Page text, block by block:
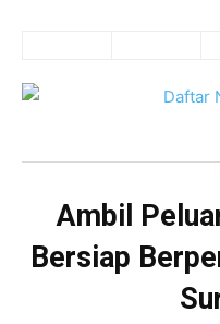
Ambil
Bersiap